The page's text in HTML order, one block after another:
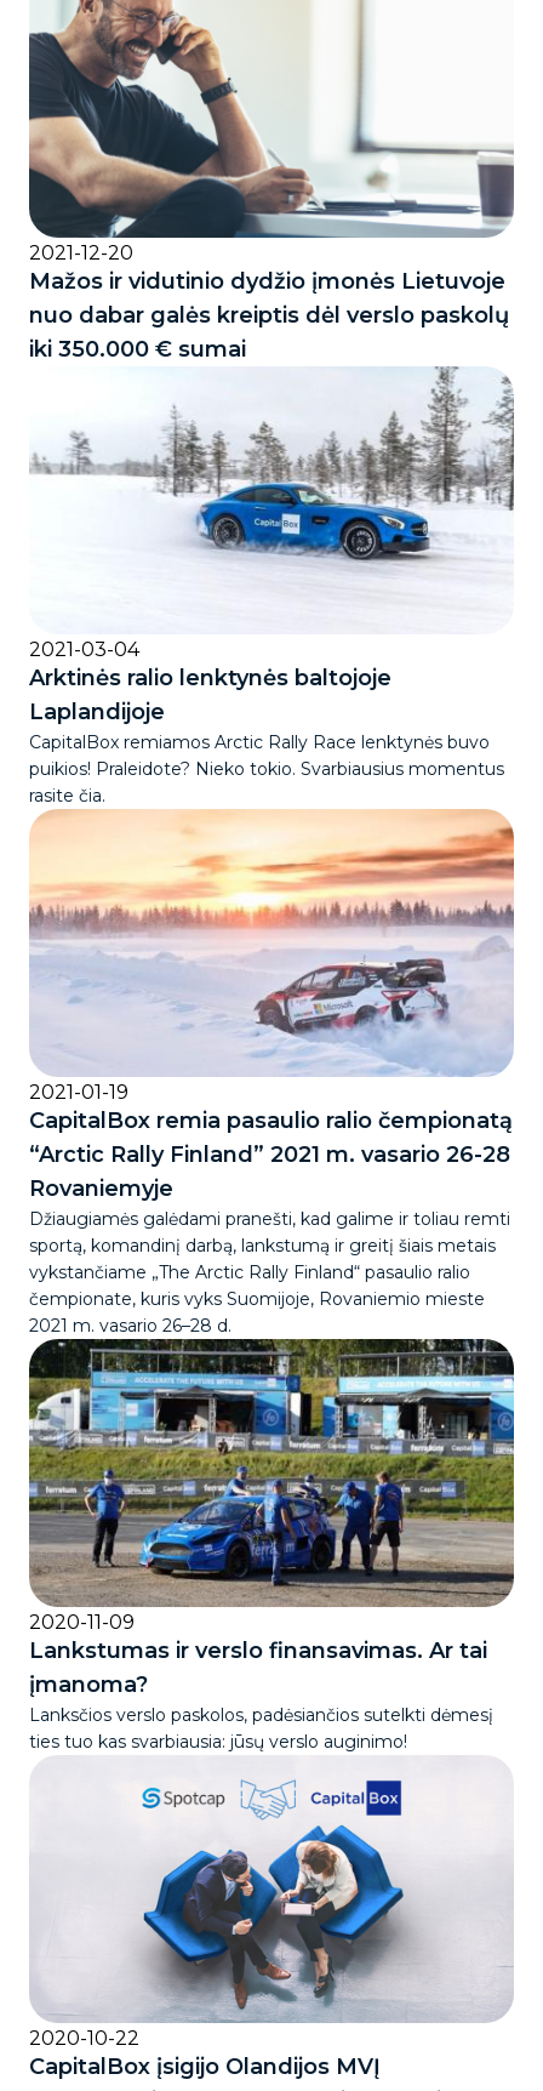
2021-12-20
Mažos ir vidutinio dydžio įmonės Lietuvoje
nuo dabar galės kreiptis dėl verslo paskolų
iki 350.000 € sumai
2021-03-04
Arktinės ralio lenktynės baltojoje
Laplandijoje
CapitalBox remiamos Arctic Rally Race lenktynės buvo
puikios! Praleidote? Nieko tokio. Svarbiausius momentus
rasite čia.
2021-01-19
CapitalBox remia pasaulio ralio čempionatą
“Arctic Rally Finland” 2021 m. vasario 26-28
Rovaniemyje
Džiaugiamės galėdami pranešti, kad galime ir toliau remti
sportą, komandinį darbą, lankstumą ir greitį šiais metais
vykstančiame „The Arctic Rally Finland“ pasaulio ralio
čempionate, kuris vyks Suomijoje, Rovaniemio mieste
2021 m. vasario 26–28 d.
2020-11-09
Lankstumas ir verslo finansavimas. Ar tai
įmanoma?
Lanksčios verslo paskolos, padėsiančios sutelkti dėmesį
ties tuo kas svarbiausia: jūsų verslo auginimo!
2020-10-22
CapitalBox įsigijo Olandijos MVĮ